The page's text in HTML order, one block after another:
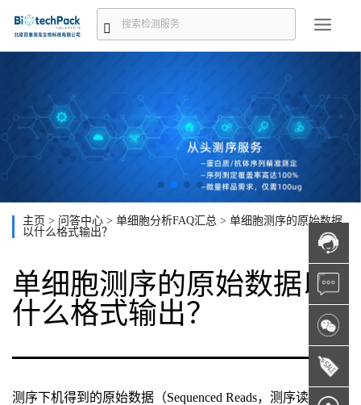
主页 > 问答中心 > 单细胞分析FAQ汇总 > 单细胞测序的原始数据
以什么格式输出？
单细胞测序的原始数据以
什么格式输出？
测序下机得到的原始数据（Sequenced Reads，测序读段）通